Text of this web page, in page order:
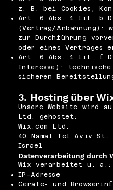
z. B. bei Cookies,
Art. 6 Abs. 1 lit. b
(Vertrag/Anbahnung):
zur Durchführung
oder eines Vertrages
Art. 6 Abs. 1 lit. f
Interesse):
sicheren
3. Hosting über
Unsere Website wird
Ltd. gehostet:
Wix.com Ltd.
40 Namal Tel Aviv
Israel
Datenverarbeitung durch
Wix verarbeitet u. a.:
IP-Adresse
Geräte- und